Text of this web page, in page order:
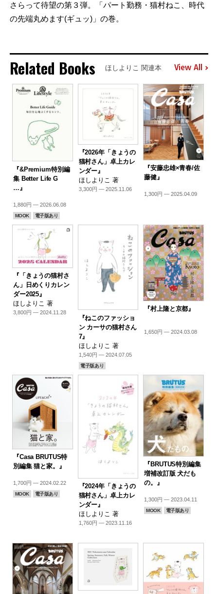
さらって待望の第３弾。「パート勤務・猫村ねこ、時代
の先端丸めます(ギュッ)」の巻。
Related Books ほしよりこ 関連本 View All
『&Premium特別編
集 Better Life G
…』
1,880円 — 2026.06.08
MOOK 電子版あり
『2026年「きょうの
猫村さん」卓上カレ
ンダー』
ほしよりこ 著
3,300円 — 2025.11.06
『安藤忠雄×青春/佐
藤健』
1,300円 — 2025.04.09
『「きょうの猫村さ
ん」日めくりカレン
ダー2025』
ほしよりこ 著
3,800円 — 2024.11.28
『ねこのファッショ
ン カーサの猫村さん
7』
ほしよりこ 著
1,540円 — 2024.07.05
電子版あり
『村上隆と京都』
1,650円 — 2024.03.08
『Casa BRUTUS特
別編集 猫と家。』
1,700円 — 2024.02.22
MOOK 電子版あり
『2024年「きょうの
猫村さん」卓上カレ
ンダー』
ほしよりこ 著
1,760円 — 2023.11.16
『BRUTUS特別編集
増補改訂版 犬だも
の。』
1,300円 — 2023.04.11
MOOK 電子版あり